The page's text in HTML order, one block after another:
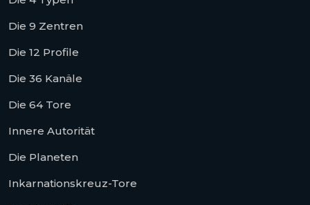
Die 9 Zentren
Die 12 Profile
Die 36 Kanäle
Die 64 Tore
Innere Autorität
Die Planeten
Inkarnationskreuz-Tore